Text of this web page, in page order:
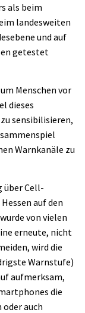
als beim
landesweiten
und auf
getestet
Menschen vor
dieses
sensibilisieren,
Warnkanäle zu
über Cell-
auf den
von vielen
erneute, nicht
wird die
Warnstufe)
aufmerksam,
die
auch